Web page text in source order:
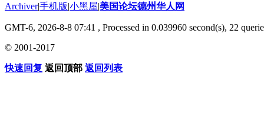
Archiver|手机版|小黑屋|美国论坛德州华人网
GMT-6, 2026-8-8 07:41 , Processed in 0.039960 second(s), 22
© 2001-2017
快速回复 返回顶部 返回列表